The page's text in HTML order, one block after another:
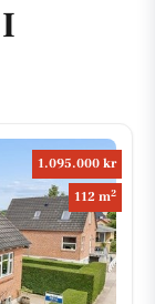
1.095.000 kr
112 m2